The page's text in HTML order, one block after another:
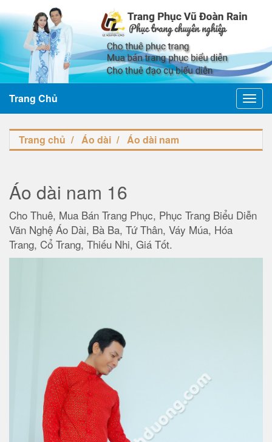
Trang Chủ
Trang chủ Áo dài Áo dài nam
Áo dài nam 16
Cho Thuê, Mua Bán Trang Phục, Phục Trang Biểu Diễn
Văn Nghệ Áo Dài, Bà Ba, Tứ Thân, Váy Múa, Hóa
Trang, Cổ Trang, Thiếu Nhi, Giá Tốt.